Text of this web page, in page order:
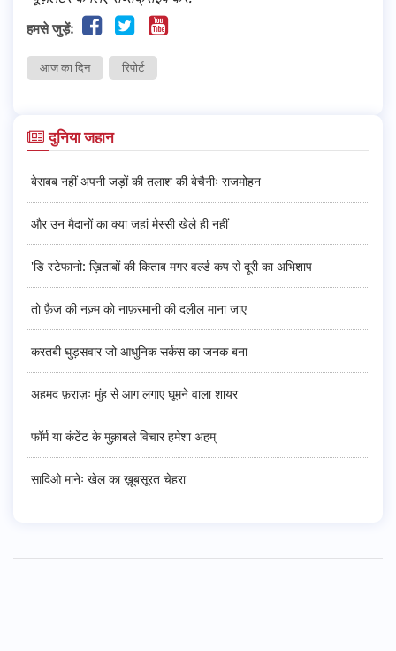
हमसे जुड़ें:
आज का दिन रिपोर्ट
दुनिया जहान
बेसबब नहीं अपनी जड़ों की तलाश की बेचैनीः राजमोहन
और उन मैदानों का क्या जहां मेस्सी खेले ही नहीं
'डि स्टेफानो: ख़िताबों की किताब मगर वर्ल्ड कप से दूरी का अभिशाप
तो फ़ैज़ की नज़्म को नाफ़रमानी की दलील माना जाए
करतबी घुड़सवार जो आधुनिक सर्कस का जनक बना
अहमद फ़राज़ः मुंह से आग लगाए घूमने वाला शायर
फॉर्म या कंटेंट के मुक़ाबले विचार हमेशा अहम्
सादिओ मानेः खेल का ख़ूबसूरत चेहरा